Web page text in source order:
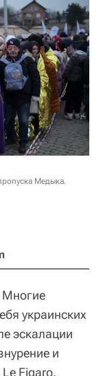
Медыка.
Многие
украинских
эскалации
и
Le Figaro.